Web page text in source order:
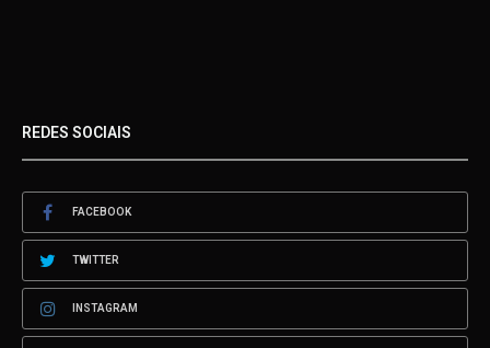
REDES SOCIAIS
FACEBOOK
TWITTER
INSTAGRAM